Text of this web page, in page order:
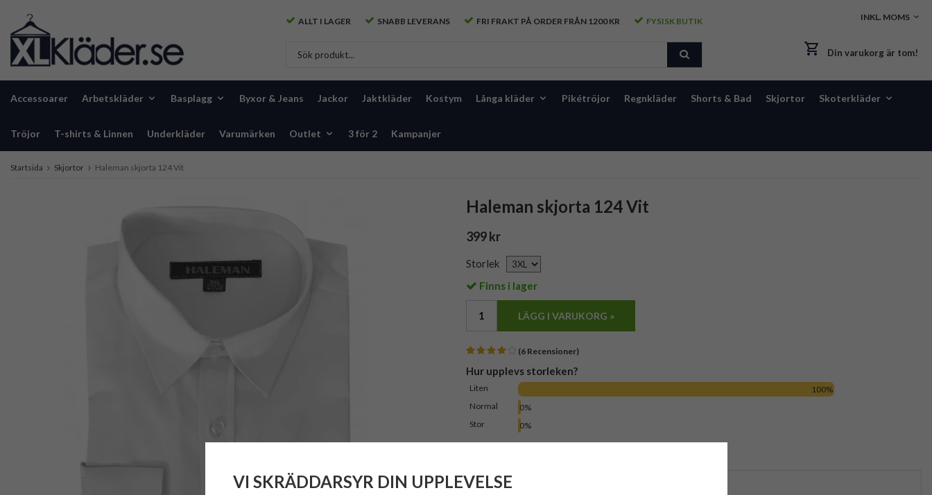
ALLT I LAGER SNABB LEVERANS FRI FRAKT PÅ ORDER FRÅN 1200 KR FYSISK BUTIK
Din varukorg är tom!
Accessoarer Arbetskläder Basplagg Byxor & Jeans Jackor Jaktkläder Kostym Långa kläder Pikétröjor Regnkläder Shorts & Bad Skjortor Skoterkläder
Tröjor T-shirts & Linnen Underkläder Varumärken Outlet 3 för 2 Kampanjer
Startsida Skjortor Haleman skjorta 124 Vit
Haleman skjorta 124 Vit
399 kr
Storlek
Finns i lager
LÄGG I VARUKORG »
(6 Recensioner)
Hur upplevs storleken?
Liten
100%
Normal
0%
Stor
0%
Vit långärmad skjorta i stora storlekar, från Haleman.
VI SKRÄDDARSYR DIN UPPLEVELSE